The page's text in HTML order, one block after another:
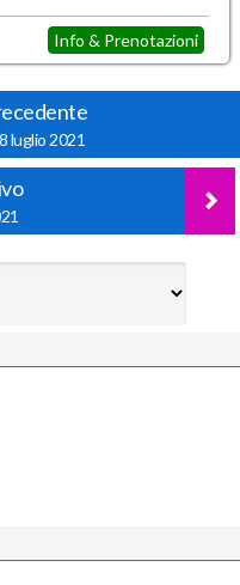
Info & Prenotazioni
luglio 2021